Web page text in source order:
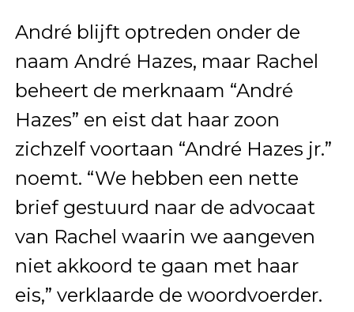
André blijft optreden onder de
naam André Hazes, maar Rachel
beheert de merknaam “André
Hazes” en eist dat haar zoon
zichzelf voortaan “André Hazes jr.”
noemt. “We hebben een nette
brief gestuurd naar de advocaat
van Rachel waarin we aangeven
niet akkoord te gaan met haar
eis,” verklaarde de woordvoerder.